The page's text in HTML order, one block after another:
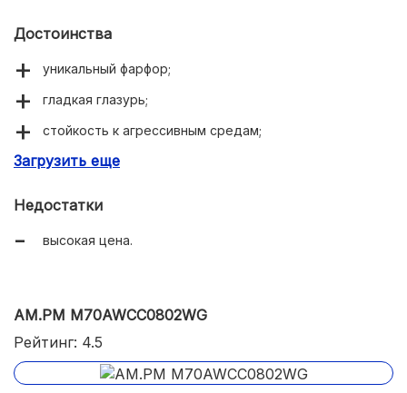
Достоинства
уникальный фарфор;
гладкая глазурь;
стойкость к агрессивным средам;
красивая форма.
Загрузить еще
Недостатки
высокая цена.
AM.PM M70AWCC0802WG
Рейтинг: 4.5